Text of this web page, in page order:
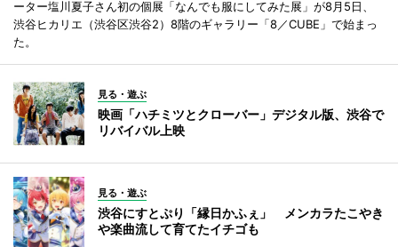
ーター塩川夏子さん初の個展「なんでも服にしてみた展」が8月5日、
渋谷ヒカリエ（渋谷区渋谷2）8階のギャラリー「8／CUBE」で始まっ
た。
見る・遊ぶ
映画「ハチミツとクローバー」デジタル版、渋谷で
リバイバル上映
見る・遊ぶ
渋谷にすとぷり「縁日かふぇ」 メンカラたこやき
や楽曲流して育てたイチゴも